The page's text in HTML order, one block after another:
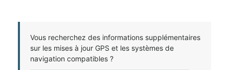
Vous recherchez des informations supplémentaires
sur les mises à jour GPS et les systèmes de
navigation compatibles ?